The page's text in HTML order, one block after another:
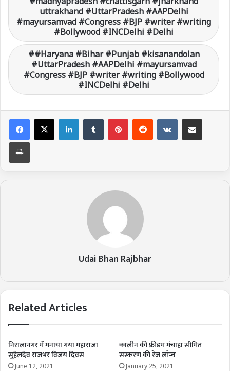
uttrakhand #UttarPradesh #AAPDelhi
#mayursamvad #Congress #BJP #writer #writing
#Bollywood #INCDelhi #Delhi
#Haryana #Bihar #Punjab #kisanandolan
#UttarPradesh #AAPDelhi #mayursamvad
#Congress #BJP #writer #writing #Bollywood
#INCDelhi #Delhi
LinkedIn VKontakte
Udai Bhan Rajbhar
Related Articles
निरालानगर में मनाया गया महाराजा
सुहेलदेव राजभर विजय दिवस
June 12, 2021
कालीन की फ्रीडम मंचाहा सीमित
संस्करण की रेंज लॉन्च
January 25, 2021